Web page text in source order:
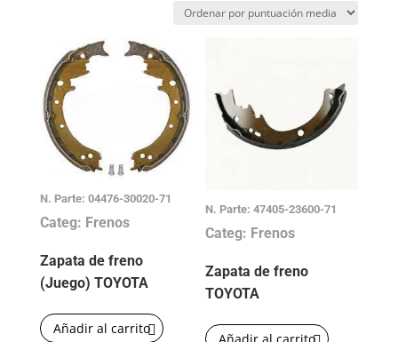
puntuación
N. Parte: 04476-30020-71
Categ: Frenos
Zapata de freno
(Juego) TOYOTA
Añadir al carrito
N. Parte: 47405-23600-71
Categ: Frenos
Zapata de freno
TOYOTA